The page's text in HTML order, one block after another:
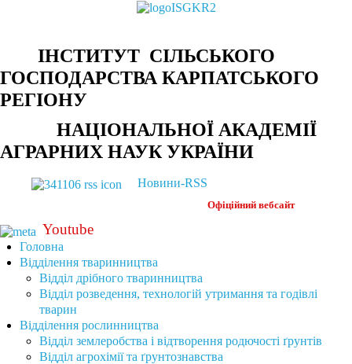
ІНСТИТУТ СІЛЬСЬКОГО
ГОСПОДАРСТВА КАРПАТСЬКОГО
РЕГІОНУ
НАЦІОНАЛЬНОЇ АКАДЕМІЇ
АГРАРНИХ НАУК УКРАЇНИ
Новини-RSS
Офіційний вебсайт
Youtube
Головна
Відділення тваринництва
Відділ дрібного тваринництва
Відділ розведення, технологій утримання та годівлі
тварин
Відділення рослинництва
Відділ землеробства і відтворення родючості ґрунтів
Відділ агрохімії та ґрунтознавства